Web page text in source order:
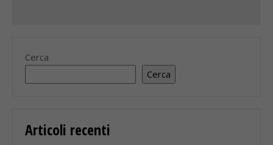
Cerca
Cerca
Articoli recenti